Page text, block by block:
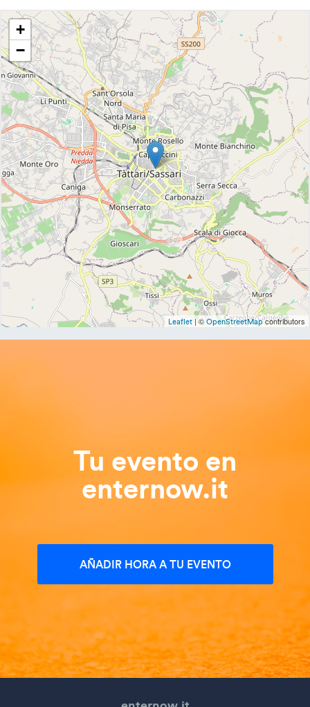
+
−
Leaflet | © OpenStreetMapcontributors
Tu evento en
enternow.it
AÑADIR HORA A TU EVENTO